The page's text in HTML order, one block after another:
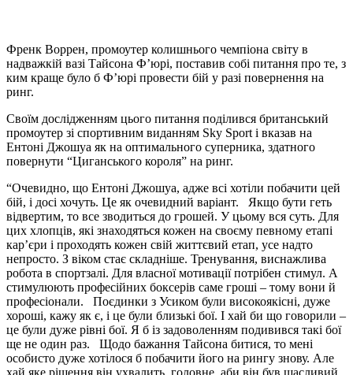
Френк Воррен, промоутер колишнього чемпіона світу в
надважкій вазі Тайсона Ф’юрі, поставив собі питання про те, з
ким краще було б Ф’юрі провести бій у разі повернення на
ринг.
Своїм дослідженням цього питання поділився британський
промоутер зі спортивним виданням Sky Sport і вказав на
Ентоні Джошуа як на оптимального суперника, здатного
повернути “Циганського короля” на ринг.
“Очевидно, що Ентоні Джошуа, адже всі хотіли побачити цей
бій, і досі хочуть. Це як очевидний варіант. Якщо бути геть
відвертим, то все зводиться до грошей. У цьому вся суть. Для
цих хлопців, які знаходяться кожен на своєму певному етапі
кар’єри і проходять кожен свій життєвий етап, усе надто
непросто. З віком стає складніше. Тренування, виснажлива
робота в спортзалі. Для власної мотивації потрібен стимул. А
стимулюють професійних боксерів саме гроші – тому вони й
професіонали. Поєдинки з Усиком були високоякісні, дуже
хороші, кажу як є, і це були близькі бої. І хай би що говорили –
це були дуже рівні бої. Я б із задоволенням подивився такі бої
ще не один раз. Щодо бажання Тайсона битися, то мені
особисто дуже хотілося б побачити його на рингу знову. Але
хай яке рішення він ухвалить, головне, аби він був щасливий